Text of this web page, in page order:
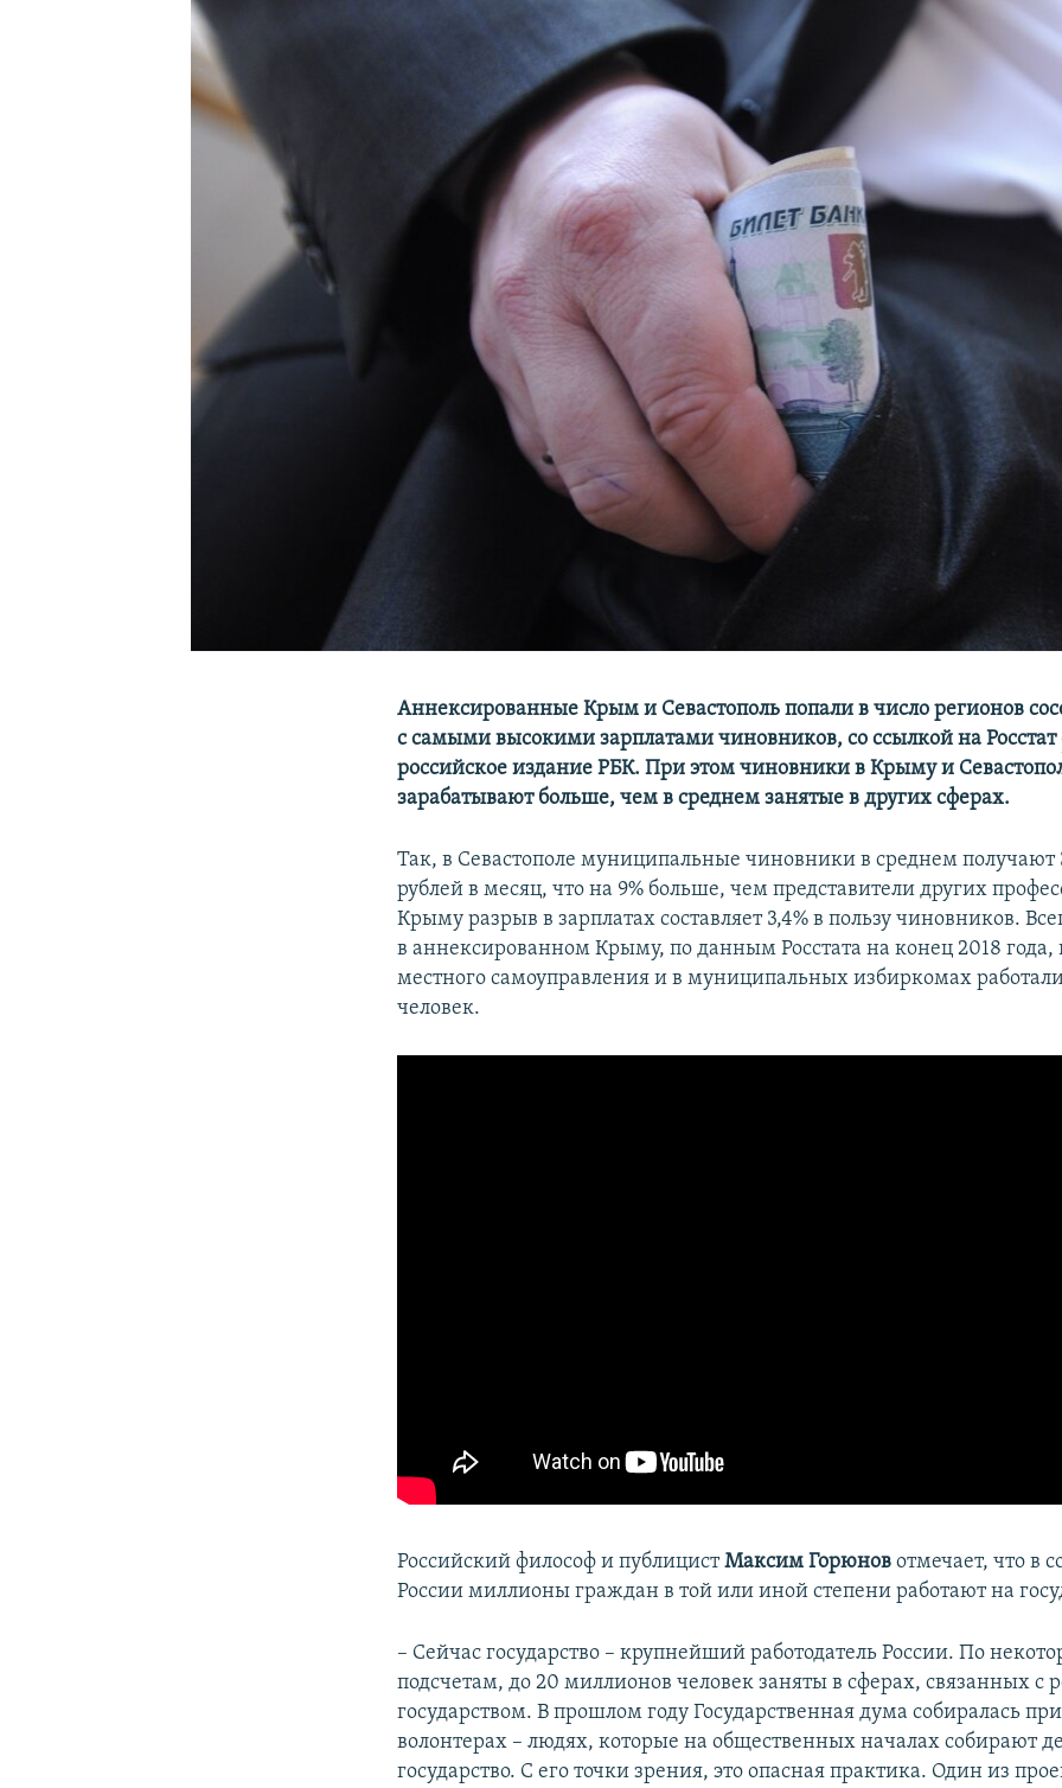
КРЫМ.НЕПОКОРЕННЫЙ
УКРАИНСКАЯ ПРОБЛЕМА КРЫМА
Аннексированные Крым и Севастополь попали в число регионов
с самыми высокими зарплатами чиновников, со ссылкой на Росстат
российское издание РБК. При этом чиновники в Крыму и
зарабатывают больше, чем в среднем занятые в других сферах.
Так, в Севастополе муниципальные чиновники в среднем получают
рублей в месяц, что на 9% больше, чем представители других
Крыму разрыв в зарплатах составляет 3,4% в пользу чиновников.
в аннексированном Крыму, по данным Росстата на конец 2018 года,
местного самоуправления и в муниципальных избиркомах
человек.
Российский философ и публицистМаксим Горюнов отмечает, что в
России миллионы граждан в той или иной степени работают на
– Сейчас государство – крупнейший работодатель России. По
подсчетам, до 20 миллионов человек заняты в сферах, связанных с
государством. В прошлом году Государственная дума собиралась
волонтерах – людях, которые на общественных началах собирают
государство. С его точки зрения, это опасная практика. Один из